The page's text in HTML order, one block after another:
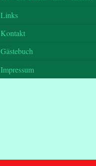
Links
Kontakt
Gästebuch
Impressum